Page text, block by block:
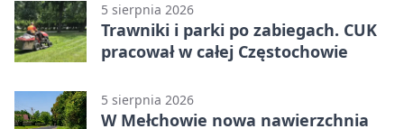
5 sierpnia 2026
Trawniki i parki po zabiegach. CUK
pracował w całej Częstochowie
5 sierpnia 2026
W Mełchowie nowa nawierzchnia